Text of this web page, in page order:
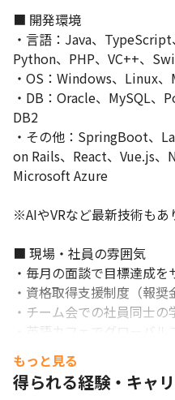
■ 開発環境
・言語：Java、
Python、PHP、VC++、
・OS：Windows、Linux
・DB：Oracle、MySQL、
DB2
・その他：SpringBoot、
on Rails、React、Vue.js、
Microsoft Azure
※AIやVRなど最新技術もあ
■ 現場・社員の雰囲気
・毎月の面談で目標達成
・資格取得支援制度（報
・チーム会での社員同士
・英語カフェでグローバ
・エンジニア一人ひとりの
から応える当社において、
・「働き方を重視したい」
もっと見る
得られる経験・キャ